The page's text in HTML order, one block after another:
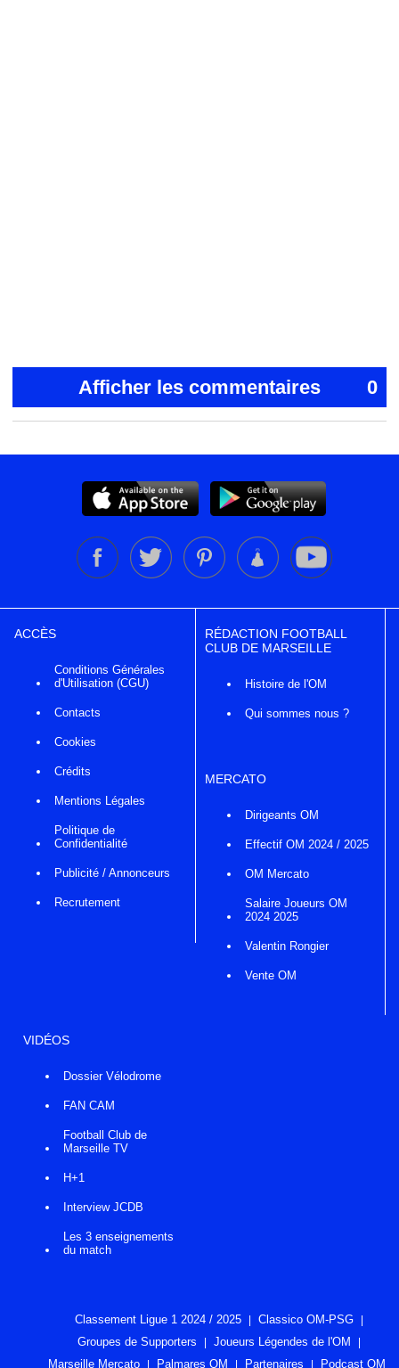
Afficher les commentaires 0
ACCÈS
Conditions Générales
d'Utilisation (CGU)
Contacts
Cookies
Crédits
Mentions Légales
Politique de
Confidentialité
Publicité / Annonceurs
Recrutement
RÉDACTION FOOTBALL
CLUB DE MARSEILLE
Histoire de l'OM
Qui sommes nous ?
MERCATO
Dirigeants OM
Effectif OM 2024 / 2025
OM Mercato
Salaire Joueurs OM
2024 2025
Valentin Rongier
Vente OM
VIDÉOS
Dossier Vélodrome
FAN CAM
Football Club de
Marseille TV
H+1
Interview JCDB
Les 3 enseignements
du match
Classement Ligue 1 2024 / 2025
Classico OM-PSG
Groupes de Supporters
Joueurs Légendes de l'OM
Marseille Mercato
Palmares OM Partenaires Podcast OM